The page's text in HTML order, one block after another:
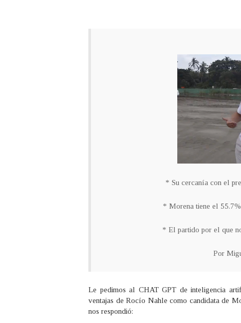
* Su cercanía con el
* Morena tiene el
* El partido por el que
Por
Le pedimos al CHAT GPT de inteligencia
ventajas de Rocío Nahle como candidata de
nos respondió: